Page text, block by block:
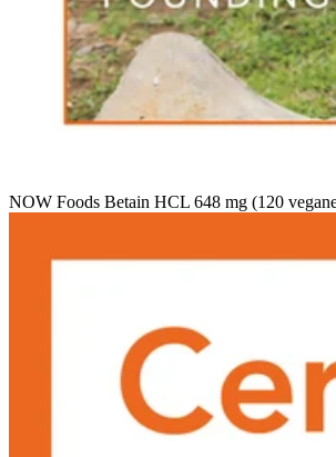
NOW Foods Betain HCL 648 mg (120